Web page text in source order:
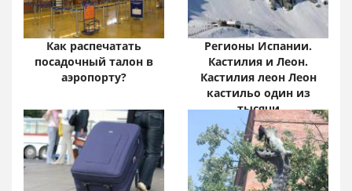
Как распечатать
посадочный талон в
аэропорту?
Регионы Испании.
Кастилия и Леон.
Кастилия леон Леон
кастильо один из
тысячи